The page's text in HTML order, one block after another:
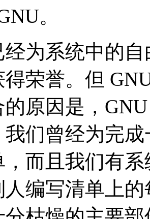
。
为系统中的
荣誉。但
的原因是，
我们曾经为完成
而且我们有
人编写清单上